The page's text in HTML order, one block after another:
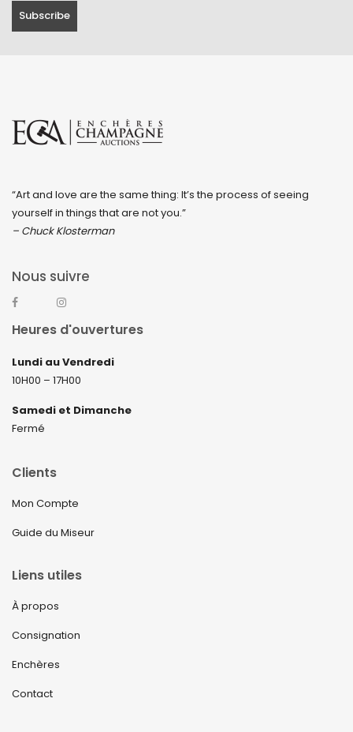
“Art and love are the same thing: It’s the process of seeing
yourself in things that are not you.”
– Chuck Klosterman
Nous suivre
Heures d'ouvertures
Lundi au Vendredi
10H00 – 17H00
Samedi et Dimanche
Fermé
Clients
Mon Compte
Guide du Miseur
Liens utiles
À propos
Consignation
Enchères
Contact